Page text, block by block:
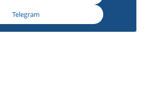
Telegram